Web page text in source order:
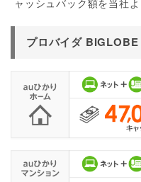
プロバイダ BIGLOBE